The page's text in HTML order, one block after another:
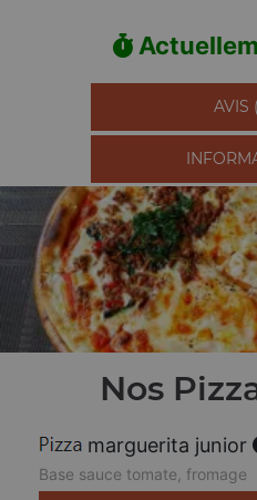
AVIS
Nos
marguerita junior
Base sauce tomate, fromage